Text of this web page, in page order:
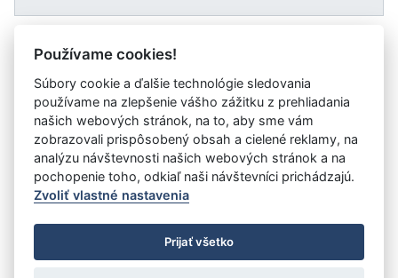
Vystavil:Implementačná agentúra Ministerstva práce,
sociálnych vecí a rodiny Slovenskej republiky
Úrad vlády SR
- Všetky práva vyhradené
Prehlásenie o prístupnosti
Zmluvy do 31.12.2010
Nastavenia cookies
Používame cookies!
Súbory cookie a ďalšie technológie sledovania
používame na zlepšenie vášho zážitku z prehliadania
našich webových stránok, na to, aby sme vám
zobrazovali prispôsobený obsah a cielené reklamy, na
analýzu návštevnosti našich webových stránok a na
pochopenie toho, odkiaľ naši návštevníci prichádzajú.
Zvoliť vlastné nastavenia
Prijať všetko